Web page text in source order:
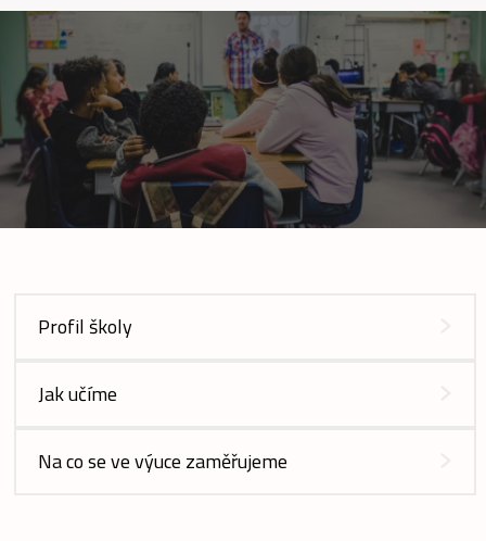
Profil školy
Jak učíme
Na co se ve výuce zaměřujeme